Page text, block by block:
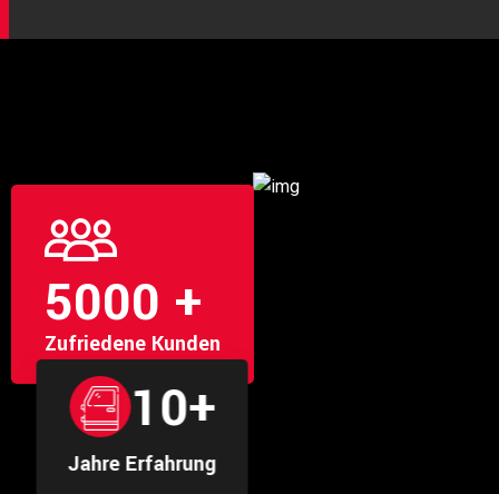
5000 +
Zufriedene Kunden
10+
Jahre Erfahrung